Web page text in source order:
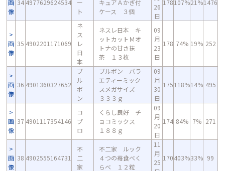
画
像
34 4977629624534
ー
ト
キュアＡかぎ付
ケース ３個
26
日
178107%21%1476
画
像
35 4902201171069
ネ
ス
レ
日
本
ネスレ日本 キ
ットカットＭオ
トナの甘さ抹
茶 １３枚
09
月
23
日
178 74% 19% 252
画
像
36 4901360327652
ブ
ル
ボ
ン
ブルボン バラ
エティーミック
スメガサイズ
３３３ｇ
09
月
30
日
175118%14% 495
画
像
37 4901117354146
コ
プ
ロ
くらし良好 チ
ョコミックス
１８８ｇ
09
月
20
日
174 84% 7% 271
画
像
38 4902555164731
不
二
家
不二家 ルック
４つの苺食べく
らべ １２粒
11
月
25
170403%33% 99